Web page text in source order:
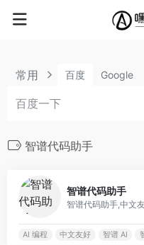
常用 百度 Google
智谱代码助手
智谱代码助手
智谱代码助手,中文
AI 编程 中文友好 智谱 AI